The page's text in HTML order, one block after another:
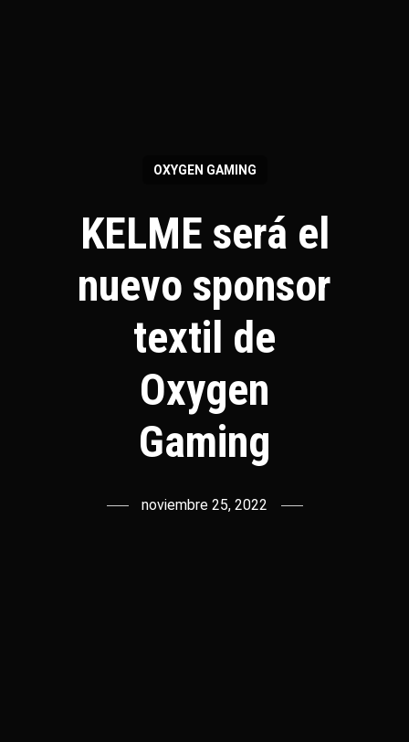
OXYGEN GAMING
KELME será el
nuevo sponsor
textil de
Oxygen
Gaming
noviembre 25, 2022